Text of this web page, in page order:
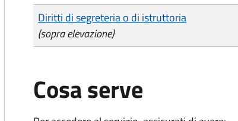
Diritti di segreteria o di istruttoria
(sopra elevazione)
Cosa serve